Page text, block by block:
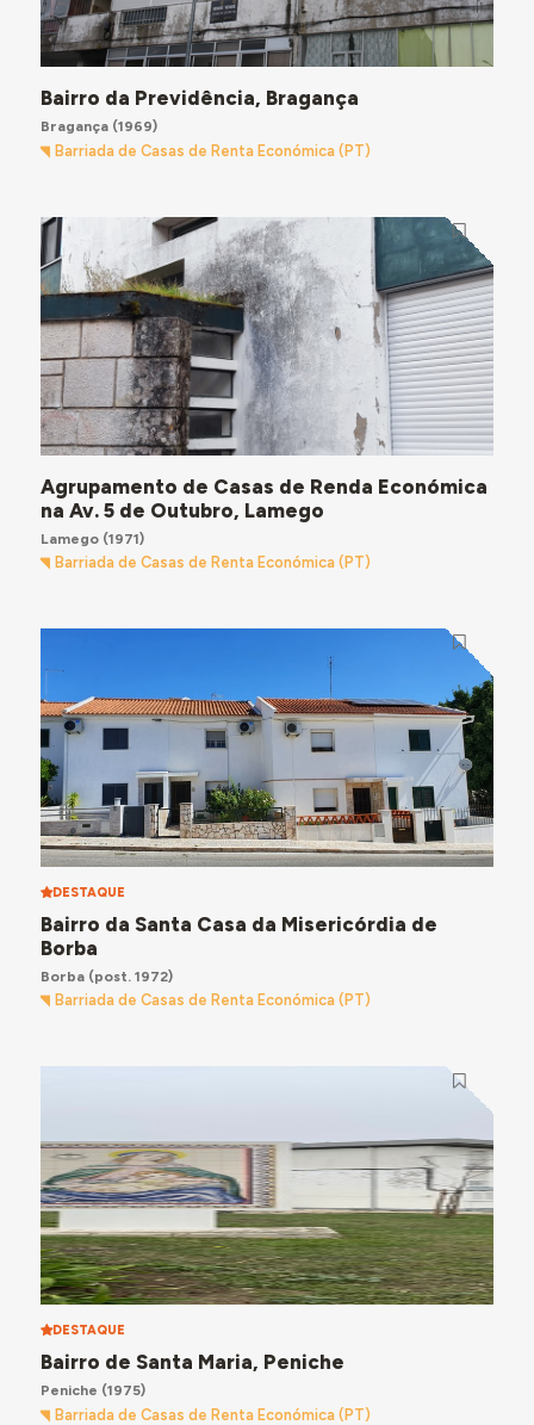
Bairro da Previdência, Bragança
Bragança(1969)
Barriada de Casas de Renta Económica (PT)
Agrupamento de Casas de Renda Económica
na Av. 5 de Outubro, Lamego
Lamego(1971)
Barriada de Casas de Renta Económica (PT)
DESTAQUE
Bairro da Santa Casa da Misericórdia de
Borba
Borba(post. 1972)
Barriada de Casas de Renta Económica (PT)
DESTAQUE
Bairro de Santa Maria, Peniche
Peniche (1975)
Barriada de Casas de Renta Económica (PT)